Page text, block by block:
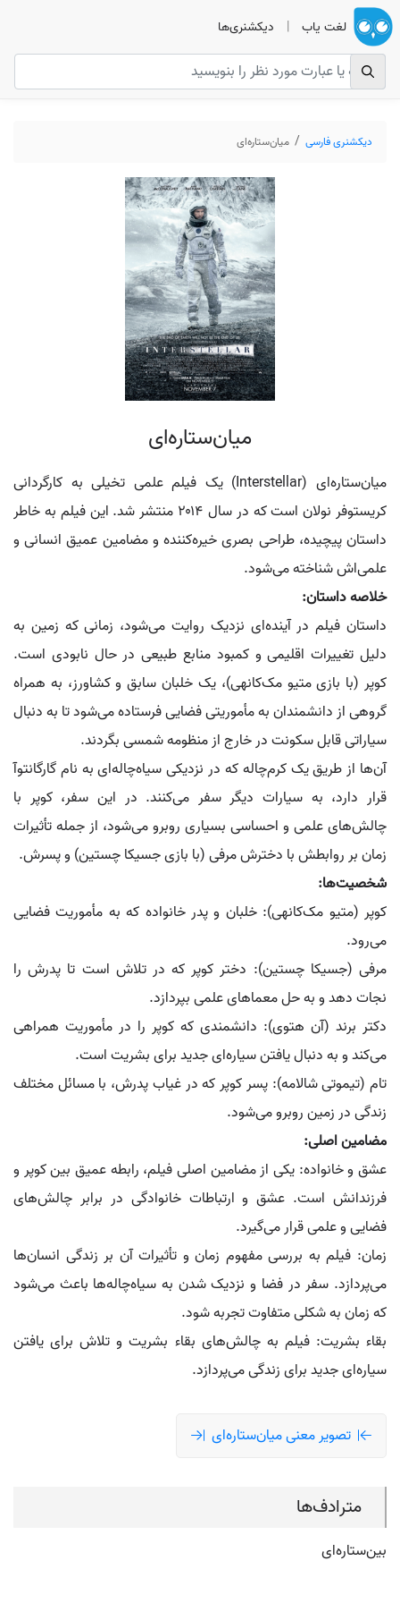
لغت یاب | دیکشنری‌ها
دیکشنری فارسی میان‌ستاره‌ای
میان‌ستاره‌ای
میان‌ستاره‌ای (Interstellar) یک فیلم علمی تخیلی به کارگردانی
کریستوفر نولان است که در سال ۲۰۱۴ منتشر شد. این فیلم به خاطر
داستان پیچیده، طراحی بصری خیره‌کننده و مضامین عمیق انسانی و
علمی‌اش شناخته می‌شود.
خلاصه داستان:
داستان فیلم در آینده‌ای نزدیک روایت می‌شود، زمانی که زمین به
دلیل تغییرات اقلیمی و کمبود منابع طبیعی در حال نابودی است.
کوپر (با بازی متیو مک‌کانهی)، یک خلبان سابق و کشاورز، به همراه
گروهی از دانشمندان به مأموریتی فضایی فرستاده می‌شود تا به دنبال
سیاراتی قابل سکونت در خارج از منظومه شمسی بگردند.
آن‌ها از طریق یک کرم‌چاله که در نزدیکی سیاه‌چاله‌ای به نام گارگانتوآ
قرار دارد، به سیارات دیگر سفر می‌کنند. در این سفر، کوپر با
چالش‌های علمی و احساسی بسیاری روبرو می‌شود، از جمله تأثیرات
زمان بر روابطش با دخترش مرفی (با بازی جسیکا چستین) و پسرش.
شخصیت‌ها:
کوپر (متیو مک‌کانهی): خلبان و پدر خانواده که به مأموریت فضایی
می‌رود.
مرفی (جسیکا چستین): دختر کوپر که در تلاش است تا پدرش را
نجات دهد و به حل معماهای علمی بپردازد.
دکتر برند (آن هتوی): دانشمندی که کوپر را در مأموریت همراهی
می‌کند و به دنبال یافتن سیاره‌ای جدید برای بشریت است.
تام (تیموتی شالامه): پسر کوپر که در غیاب پدرش، با مسائل مختلف
زندگی در زمین روبرو می‌شود.
مضامین اصلی:
عشق و خانواده: یکی از مضامین اصلی فیلم، رابطه عمیق بین کوپر و
فرزندانش است. عشق و ارتباطات خانوادگی در برابر چالش‌های
فضایی و علمی قرار می‌گیرد.
زمان: فیلم به بررسی مفهوم زمان و تأثیرات آن بر زندگی انسان‌ها
می‌پردازد. سفر در فضا و نزدیک شدن به سیاه‌چاله‌ها باعث می‌شود
که زمان به شکلی متفاوت تجربه شود.
بقاء بشریت: فیلم به چالش‌های بقاء بشریت و تلاش برای یافتن
سیاره‌ای جدید برای زندگی می‌پردازد.
تصویر معنی میان‌ستاره‌ای
مترادف‌ها
بین‌ستاره‌ای